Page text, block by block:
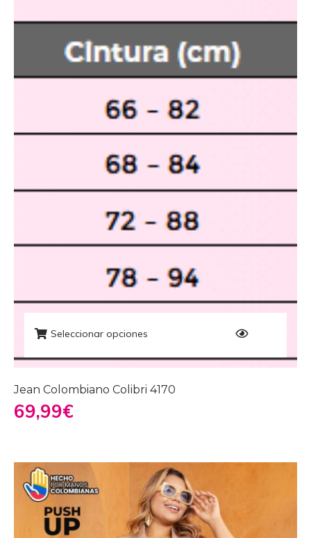
Seleccionar opciones
Jean Colombiano Colibri 4170
69,99€